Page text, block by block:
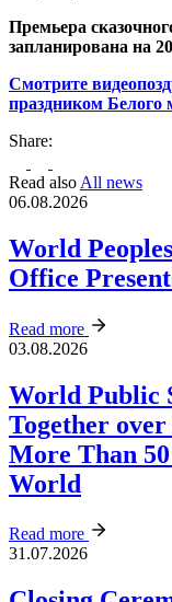
Премьера
запланирована на
Смотрите
праздником Белого
Share:
Read also All news
06.08.2026
World
Office
Read more
03.08.2026
World Public
Together
More Than
World
Read more
31.07.2026